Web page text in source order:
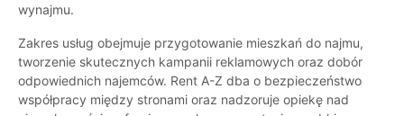
wynajmu.
Zakres usług obejmuje przygotowanie mieszkań do najmu,
tworzenie skutecznych kampanii reklamowych oraz dobór
odpowiednich najemców. Rent A-Z dba o bezpieczeństwo
współpracy między stronami oraz nadzoruje opiekę nad